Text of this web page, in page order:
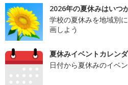
2026年の夏休みはいつ
学校の夏休みを地域別
画しよう
夏休みイベントカレン
日付から夏休みのイベ